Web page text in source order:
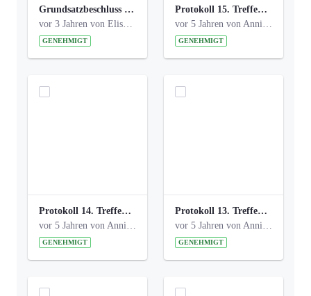
Grundsatzbeschluss Bismarckplatz_440_2021.pdf
vor 3 Jahren von Elisa Söll
GENEHMIGT
Protokoll 15. Treffen 20161006 AG Bismarckplatz.pdf
vor 5 Jahren von Anni Schlumberger
GENEHMIGT
Protokoll 14. Treffen 20160613 AG Bismarckplatz.pdf
vor 5 Jahren von Anni Schlumberger
GENEHMIGT
Protokoll 13. Treffen 20151130 AG Bismarckplatz.pdf
vor 5 Jahren von Anni Schlumberger
GENEHMIGT